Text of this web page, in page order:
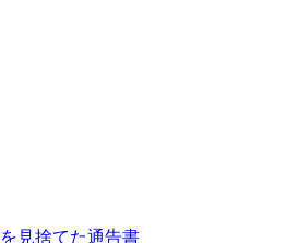
見捨てた通告書